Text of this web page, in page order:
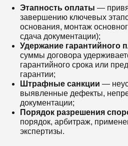
Этапность оплаты —
завершению ключевых
основания, монтаж
сдача документации);
Удержание гарантийного
суммы договора
гарантийного срока или
гарантии;
Штрафные санкции —
выявленные дефекты,
документации;
Порядок разрешения
порядок, арбитраж,
экспертизы.